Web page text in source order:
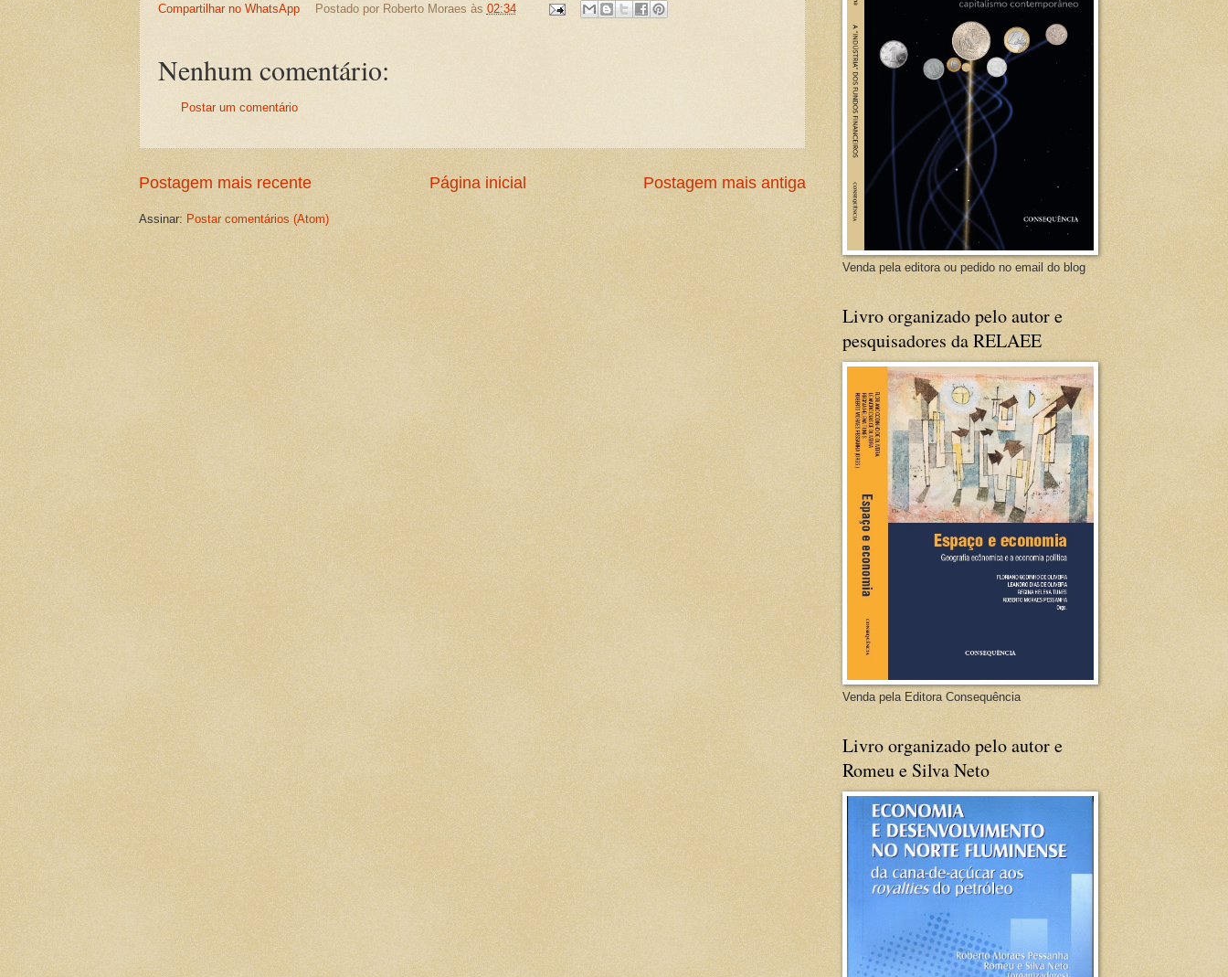
Compartilhar no WhatsApp Postado por Roberto Moraes às 02:34
Nenhum comentário:
Postar um comentário
Postagem mais recente Postagem mais antiga
Página inicial
Assinar: Postar comentários (Atom)
Venda pela editora ou pedido no email do blog
Livro organizado pelo autor e
pesquisadores da RELAEE
Venda pela Editora Consequência
Livro organizado pelo autor e
Romeu e Silva Neto